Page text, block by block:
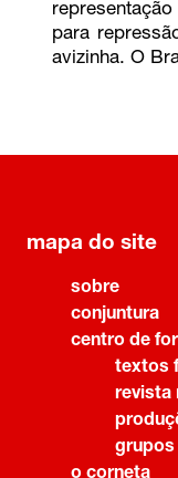
para
avizinha. O
mapa do site
sobre
conjuntura
centro de
textos
revista
grupos